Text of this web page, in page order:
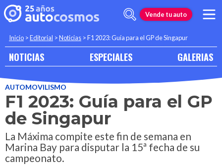
Vende tu auto
Inicio >Editorial >Noticias >F1 2023: Guía para el GP de Singapur
NOTICIAS ESPECIALES GALERIAS
AUTOMOVILISMO
F1 2023: Guía para el GP
de Singapur
La Máxima compite este fin de semana en
Marina Bay para disputar la 15ª fecha de su
campeonato.